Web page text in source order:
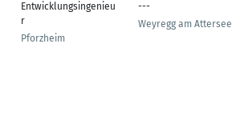
Entwicklungsingenieu
r
Pforzheim
---
Weyregg am Attersee